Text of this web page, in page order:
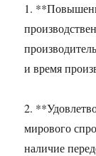
1.
и время
2.
мирового
наличие